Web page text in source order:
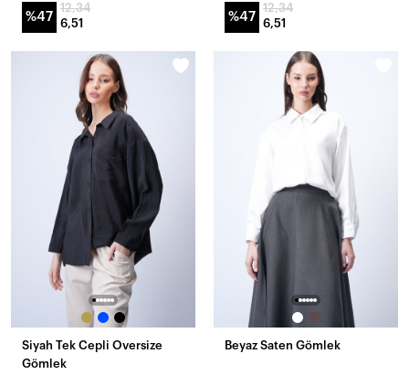
%47
12,34
6,51
%47
12,34
6,51
Siyah Tek Cepli Oversize
Gömlek
Beyaz Saten Gömlek